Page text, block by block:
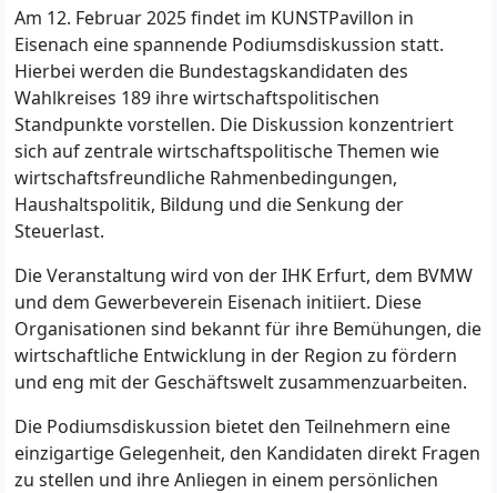
Am 12. Februar 2025 findet im KUNSTPavillon in
Eisenach eine spannende Podiumsdiskussion statt.
Hierbei werden die Bundestagskandidaten des
Wahlkreises 189 ihre wirtschaftspolitischen
Standpunkte vorstellen. Die Diskussion konzentriert
sich auf zentrale wirtschaftspolitische Themen wie
wirtschaftsfreundliche Rahmenbedingungen,
Haushaltspolitik, Bildung und die Senkung der
Steuerlast.
Die Veranstaltung wird von der IHK Erfurt, dem BVMW
und dem Gewerbeverein Eisenach initiiert. Diese
Organisationen sind bekannt für ihre Bemühungen, die
wirtschaftliche Entwicklung in der Region zu fördern
und eng mit der Geschäftswelt zusammenzuarbeiten.
Die Podiumsdiskussion bietet den Teilnehmern eine
einzigartige Gelegenheit, den Kandidaten direkt Fragen
zu stellen und ihre Anliegen in einem persönlichen